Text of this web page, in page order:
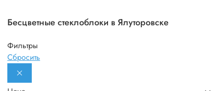
Бесцветные стеклоблоки в Ялуторовске
Фильтры
Сбросить